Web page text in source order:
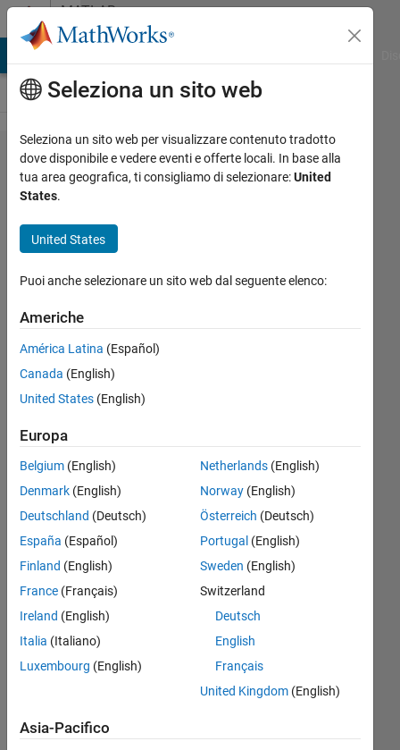
Vai al contenutoMATLAB
Answers
Build App
Error. Old
Gradle
Update
Android
Studio as
described
in Get
Version
of
Android
Studio
and run
the
Hardware
Setup
process
Sruthi
Seleziona un sito web
Seleziona un sito web per visualizzare contenuto tradotto
dove disponibile e vedere eventi e offerte locali. In base alla
tua area geografica, ti consigliamo di selezionare:United
States.
United States
Puoi anche selezionare un sito web dal seguente elenco:
Americhe
América Latina (Español)
Canada (English)
United States (English)
Europa
Belgium (English)
Denmark (English)
Deutschland (Deutsch)
España (Español)
Finland (English)
France (Français)
Ireland (English)
Italia (Italiano)
Luxembourg (English)
Netherlands(English)
Norway(English)
Österreich (Deutsch)
Portugal (English)
Sweden (English)
Switzerland
Deutsch
English
Français
United Kingdom(English)
Asia-Pacifico